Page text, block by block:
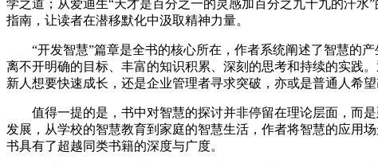
学之道；从爱迪生“天才是百分之一的灵感加百分之九十九的汗
指南，让读者在潜移默化中汲取精神力量。
“开发智慧”篇章是全书的核心所在，作者系统阐述了智慧的
离不开明确的目标、丰富的知识积累、深刻的思考和持续的实践
新人想要快速成长，还是企业管理者寻求突破，亦或是普通人希
值得一提的是，书中对智慧的探讨并非停留在理论层面，而
发展，从学校的智慧教育到家庭的智慧生活，作者将智慧的应用
书具有了超越同类书籍的深度与广度。